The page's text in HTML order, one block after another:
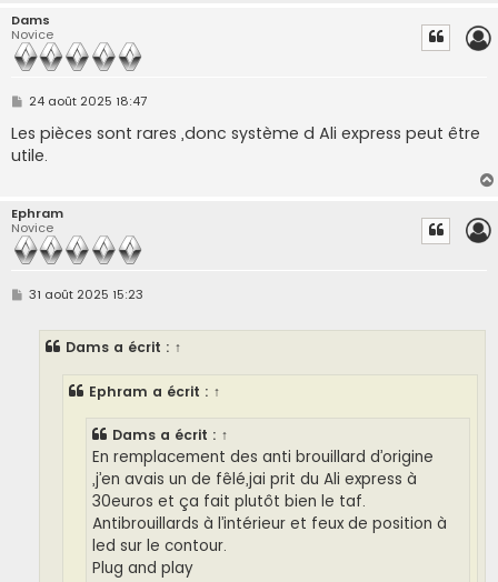
Dams
Novice
M
s
s
a
24 août 2025 18:47
Les pièces sont rares ,donc système d Ali express peut être
utile.
Ephram
Novice
M
31 août 2025 15:23
Dams a écrit : ↑
Ephram a écrit : ↑
Dams a écrit : ↑
En remplacement des anti brouillard d’origine
,j’en avais un de fêlé,jai prit du Ali express à
30euros et ça fait plutôt bien le taf.
Antibrouillards à l’intérieur et feux de position à
led sur le contour.
Plug and play